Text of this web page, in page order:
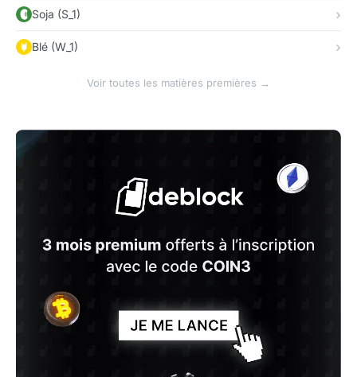
Soja (S_1)
Blé (W_1)
Voir toutes les matières premières →